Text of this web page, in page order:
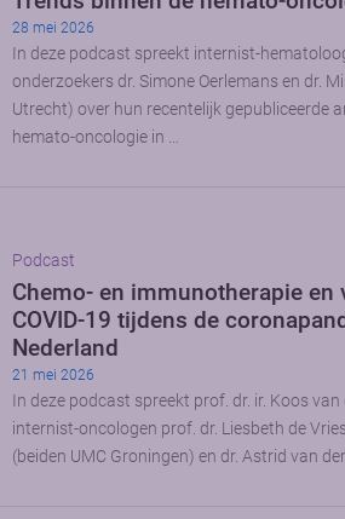
28 mei 2026
In deze podcast spreekt internist-
onderzoekers dr. Simone Oerlemans en dr.
Utrecht) over hun recentelijk gepubliceerde
hemato-oncologie in …
Podcast
Chemo- en immunotherapie en
COVID-19 tijdens de
Nederland
21 mei 2026
In deze podcast spreekt prof. dr. ir. Koos van
internist-oncologen prof. dr. Liesbeth de
(beiden UMC Groningen) en dr. Astrid van